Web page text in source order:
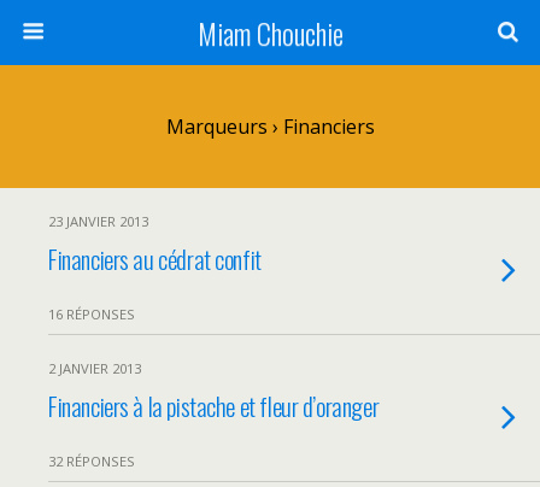
Miam Chouchie
Marqueurs › Financiers
23 JANVIER 2013
Financiers au cédrat confit
16 RÉPONSES
2 JANVIER 2013
Financiers à la pistache et fleur d’oranger
32 RÉPONSES